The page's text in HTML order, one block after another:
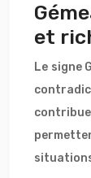
et
Le signe